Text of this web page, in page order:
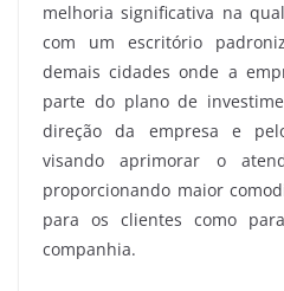
melhoria significativa na
com um escritório
demais cidades onde a
parte do plano de
direção da empresa e
visando aprimorar o
proporcionando maior
para os clientes como
companhia.